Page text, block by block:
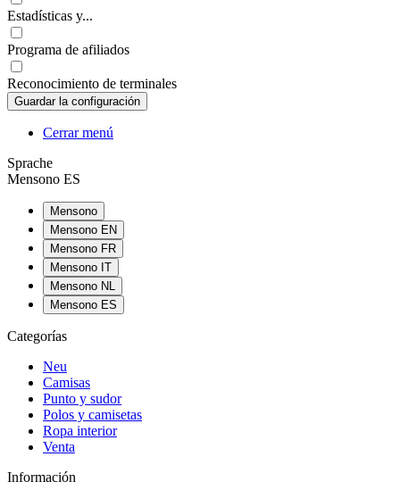
Estadísticas y...
Programa de afiliados
Reconocimiento de terminales
Cerrar menú
Sprache
Mensono ES
Mensono
Mensono EN
Mensono FR
Mensono IT
Mensono NL
Mensono ES
Categorías
Neu
Camisas
Punto y sudor
Polos y camisetas
Ropa interior
Venta
Información